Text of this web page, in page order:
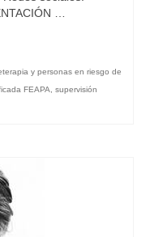
…
y personas en riesgo de
FEAPA, supervisión